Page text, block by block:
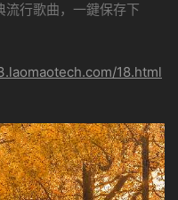
流行歌曲，一鍵保存下
18.html